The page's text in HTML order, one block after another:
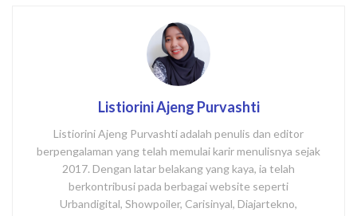
Listiorini Ajeng Purvashti
Listiorini Ajeng Purvashti adalah penulis dan editor
berpengalaman yang telah memulai karir menulisnya sejak
2017. Dengan latar belakang yang kaya, ia telah
berkontribusi pada berbagai website seperti
Urbandigital, Showpoiler, Carisinyal, Diajartekno,